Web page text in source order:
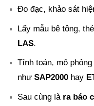
Đo đạc, khảo sát
Lấy mẫu bê tông,
LAS.
Tính toán, mô
như SAP2000hay
Sau cùng là ra báo